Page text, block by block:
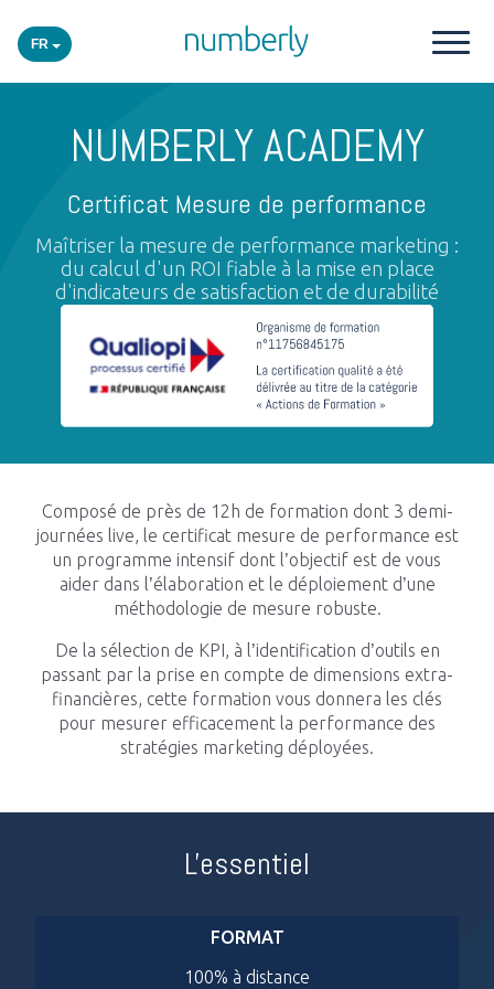
FR
Plateforme
Academy
Secteurs
Événements
Insights
Impacts
Blog Tech
Nous rejoindre
NUMBERLY ACADEMY
Certificat Mesure de performance
Maîtriser la mesure de performance marketing :
du calcul d'un ROI fiable à la mise en place
d'indicateurs de satisfaction et de durabilité
Composé de près de 12h de formation dont 3 demi-
journées live, le certificat mesure de performance est
un programme intensif dont l’objectif est de vous
aider dans l’élaboration et le déploiement d’une
méthodologie de mesure robuste.
De la sélection de KPI, à l’identification d’outils en
passant par la prise en compte de dimensions extra-
financières, cette formation vous donnera les clés
pour mesurer efficacement la performance des
stratégies marketing déployées.
L'essentiel
FORMAT
100% à distance